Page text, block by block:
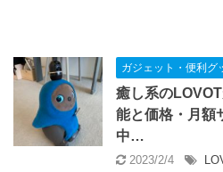
ガジェット・便利グ
癒し系の
能と価格・月額
中…
2023/2/4